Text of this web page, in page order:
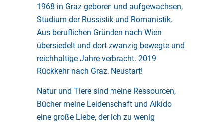
1968 in Graz geboren und aufgewachsen,
Studium der Russistik und Romanistik.
Aus beruflichen Gründen nach Wien
übersiedelt und dort zwanzig bewegte und
reichhaltige Jahre verbracht. 2019
Rückkehr nach Graz. Neustart!
Natur und Tiere sind meine Ressourcen,
Bücher meine Leidenschaft und Aikido
eine große Liebe, der ich zu wenig